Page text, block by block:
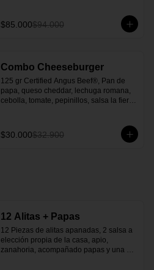
$85.000$94.000
Combo Cheeseburger
125 gr Certified Angus Beef®, Pan de
papa, queso cheddar, lechuga romana,
cebolla, tomate, pepinillos, salsa la fiera,
$30.000$32.900
12 Alitas + Papas
12 Piezas de alitas apanadas, 2 salsa a
elección propia de la casa, apio,
zanahoria, acompañado papas y una